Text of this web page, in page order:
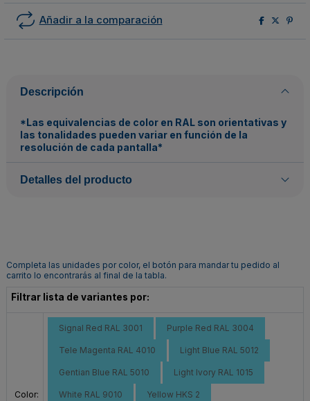
Añadir a la comparación
Descripción
*Las equivalencias de color en RAL son orientativas y
las tonalidades pueden variar en función de la
resolución de cada pantalla*
Detalles del producto
Completa las unidades por color, el botón para mandar tu pedido al
carrito lo encontrarás al final de la tabla.
Filtrar lista de variantes por:
Color:
Signal Red RAL 3001 Purple Red RAL 3004
Tele Magenta RAL 4010 Light Blue RAL 5012
Gentian Blue RAL 5010 Light Ivory RAL 1015
White RAL 9010 Yellow HKS 2